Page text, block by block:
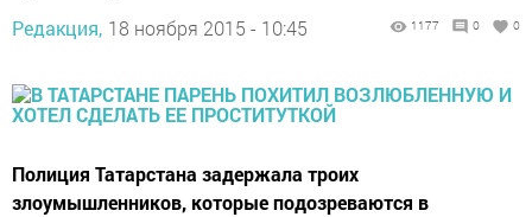
Редакция, 18 ноября 2015 - 10:45 1177 0 0
Полиция Татарстана задержала троих
злоумышленников, которые подозреваются в